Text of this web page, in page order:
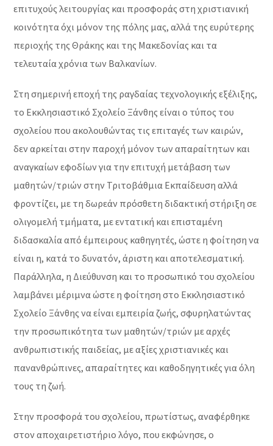
επιτυχούς λειτουργίας και προσφοράς στη χριστιανική
κοινότητα όχι μόνον της πόλης μας, αλλά της ευρύτερης
περιοχής της Θράκης και της Μακεδονίας και τα
τελευταία χρόνια των Βαλκανίων.
Στη σημερινή εποχή της ραγδαίας τεχνολογικής εξέλιξης,
το Εκκλησιαστικό Σχολείο Ξάνθης είναι ο τύπος του
σχολείου που ακολουθώντας τις επιταγές των καιρών,
δεν αρκείται στην παροχή μόνον των απαραίτητων και
αναγκαίων εφοδίων για την επιτυχή μετάβαση των
μαθητών/τριών στην Τριτοβάθμια Εκπαίδευση αλλά
φροντίζει, με τη δωρεάν πρόσθετη διδακτική στήριξη σε
ολιγομελή τμήματα, με εντατική και επισταμένη
διδασκαλία από έμπειρους καθηγητές, ώστε η φοίτηση να
είναι η, κατά το δυνατόν, άριστη και αποτελεσματική.
Παράλληλα, η Διεύθυνση και το προσωπικό του σχολείου
λαμβάνει μέριμνα ώστε η φοίτηση στο Εκκλησιαστικό
Σχολείο Ξάνθης να είναι εμπειρία ζωής, σφυρηλατώντας
την προσωπικότητα των μαθητών/τριών με αρχές
ανθρωπιστικής παιδείας, με αξίες χριστιανικές και
πανανθρώπινες, απαραίτητες και καθοδηγητικές για όλη
τους τη ζωή.
Στην προσφορά του σχολείου, πρωτίστως, αναφέρθηκε
στον αποχαιρετιστήριο λόγο, που εκφώνησε, ο